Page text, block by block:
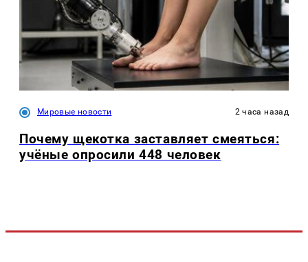
Мировые новости 2 часа назад
Почему щекотка заставляет смеяться:
учёные опросили 448 человек